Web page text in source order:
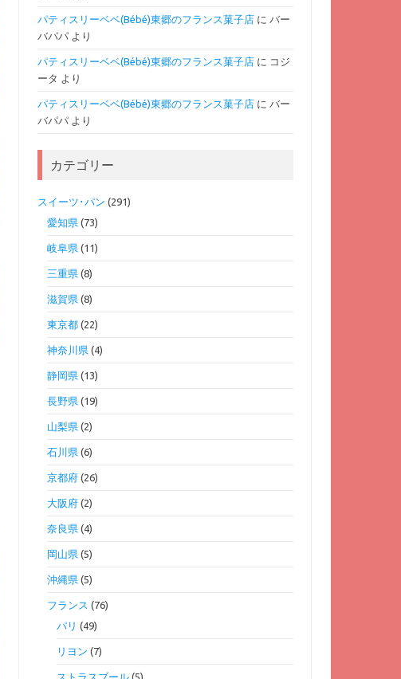
パティスリーベベ(Bébé)東郷のフランス菓子店に バー
バパパより
パティスリーベベ(Bébé)東郷のフランス菓子店に コジ
ータ より
パティスリーベベ(Bébé)東郷のフランス菓子店に バー
バパパより
カテゴリー
スイーツ･パン (291)
愛知県(73)
岐阜県(11)
三重県(8)
滋賀県(8)
東京都(22)
神奈川県(4)
静岡県(13)
長野県(19)
山梨県(2)
石川県(6)
京都府(26)
大阪府(2)
奈良県(4)
岡山県(5)
沖縄県(5)
フランス (76)
パリ (49)
リヨン (7)
ストラスブール(5)